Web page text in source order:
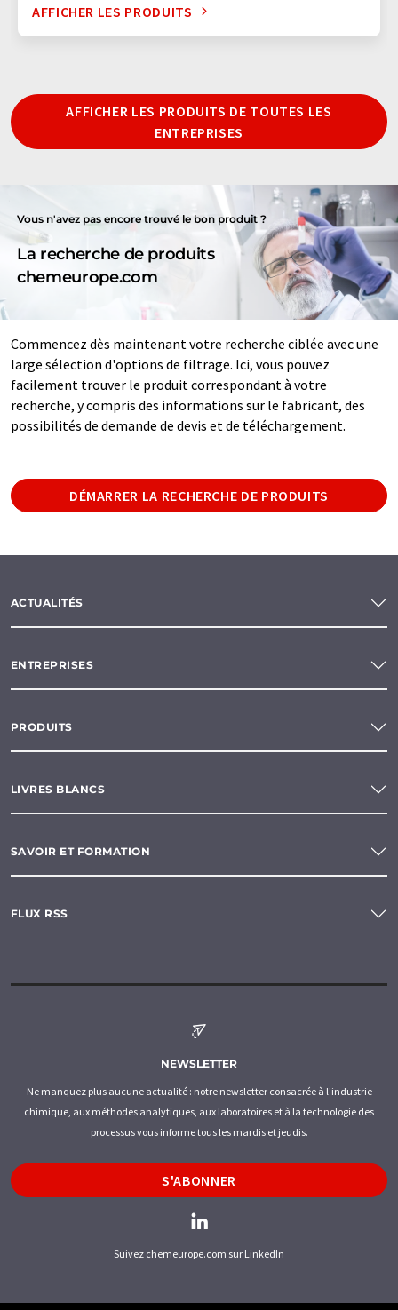
AFFICHER LES PRODUITS
AFFICHER LES PRODUITS DE TOUTES LES
ENTREPRISES
Vous n'avez pas encore trouvé le bon produit ?
La recherche de produits
chemeurope.com
Commencez dès maintenant votre recherche ciblée avec une
large sélection d'options de filtrage. Ici, vous pouvez
facilement trouver le produit correspondant à votre
recherche, y compris des informations sur le fabricant, des
possibilités de demande de devis et de téléchargement.
DÉMARRER LA RECHERCHE DE PRODUITS
ACTUALITÉS
ENTREPRISES
PRODUITS
LIVRES BLANCS
SAVOIR ET FORMATION
FLUX RSS
NEWSLETTER
Ne manquez plus aucune actualité : notre newsletter consacrée à l'industrie
chimique, aux méthodes analytiques, aux laboratoires et à la technologie des
processus vous informe tous les mardis et jeudis.
S'ABONNER
Suivez chemeurope.com sur LinkedIn